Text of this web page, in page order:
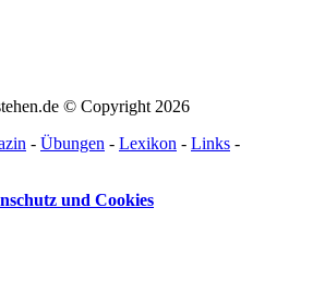
© Copyright 2026
- Übungen - Lexikon - Links -
und Cookies